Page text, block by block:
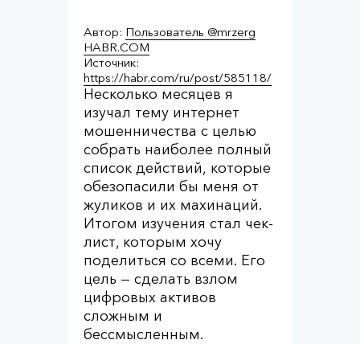
Автор: Пользователь @mrzerg
HABR.COM
Источник:
https://habr.com/ru/post/585118/
Несколько месяцев я
изучал тему интернет
мошенничества с целью
собрать наиболее полный
список действий, которые
обезопасили бы меня от
жуликов и их махинаций.
Итогом изучения стал чек-
лист, которым хочу
поделиться со всеми. Его
цель — сделать взлом
цифровых активов
сложным и
бессмысленным.